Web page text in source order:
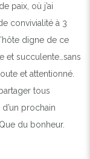
paix, où j’ai
convivialité à 3
digne de ce
et succulente…sans
et attentionné.
tous
prochain
du bonheur.